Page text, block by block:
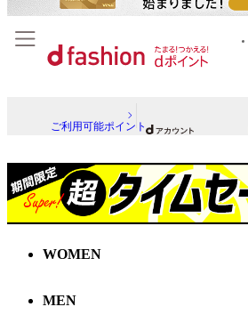
ご利用可能ポイント
WOMEN
MEN